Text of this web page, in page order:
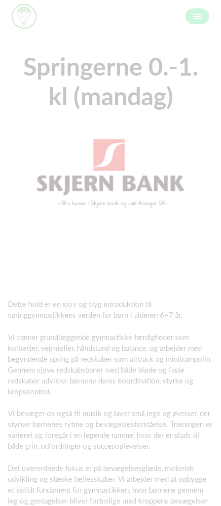
Springerne 0.-1.
kl (mandag)
Dette hold er en sjov og tryg introduktion til
springgymnastikkens verden for børn i alderen 6–7 år.
Vi træner grundlæggende gymnastiske færdigheder som
kolbøtter, vejrmøller, håndstand og balance, og arbejder med
begyndende spring på redskaber som airtrack og minitrampolin.
Gennem sjove redskabsbaner med både bløde og faste
redskaber udvikler børnene deres koordination, styrke og
kropskontrol.
Vi bevæger os også til musik og laver små lege og øvelser, der
styrker børnenes rytme og bevægelsesforståelse. Træningen er
varieret og foregår i en legende ramme, hvor der er plads til
både grin, udfordringer og succesoplevelser.
Det overordnede fokus er på bevægelsesglæde, motorisk
udvikling og stærke fællesskaber. Vi arbejder med at opbygge
et solidt fundament for gymnastikken, hvor børnene gennem
leg og gentagelser bliver fortrolige med kroppens bevægelser